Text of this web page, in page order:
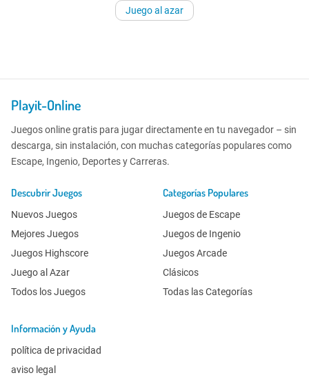
Juego al azar
Playit-Online
Juegos online gratis para jugar directamente en tu navegador – sin
descarga, sin instalación, con muchas categorías populares como
Escape, Ingenio, Deportes y Carreras.
Descubrir Juegos
Nuevos Juegos
Mejores Juegos
Juegos Highscore
Juego al Azar
Todos los Juegos
Categorías Populares
Juegos de Escape
Juegos de Ingenio
Juegos Arcade
Clásicos
Todas las Categorías
Información y Ayuda
política de privacidad
aviso legal